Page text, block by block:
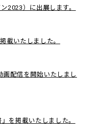
2023）に出展します。
載いたしました。
配信を開始いたしまし
を掲載いたしました。